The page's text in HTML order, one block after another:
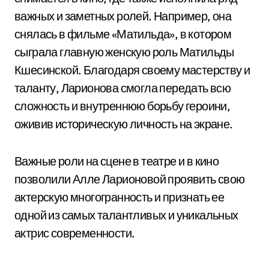
важных и заметных ролей. Например, она
снялась в фильме «Матильда», в котором
сыграла главную женскую роль Матильды
Кшесинской. Благодаря своему мастерству и
таланту, Ларионова смогла передать всю
сложность и внутреннюю борьбу героини,
оживив историческую личность на экране.
Важные роли на сцене в театре и в кино
позволили Алле Ларионовой проявить свою
актерскую многогранность и признать ее
одной из самых талантливых и уникальных
актрис современности.